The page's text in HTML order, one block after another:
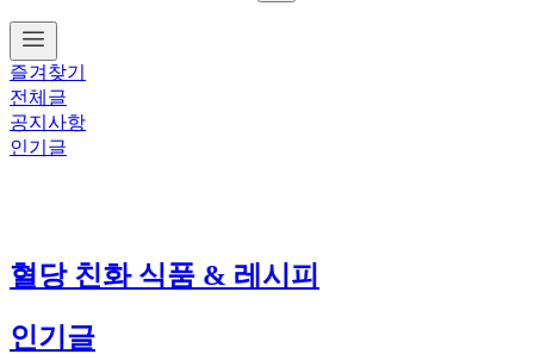
즐겨찾기
전체글
공지사항
인기글
혈당 친화 식품 & 레시피
인기글